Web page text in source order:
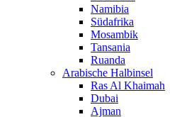
Namibia
Südafrika
Mosambik
Tansania
Ruanda
Arabische Halbinsel
Ras Al Khaimah
Dubai
Ajman